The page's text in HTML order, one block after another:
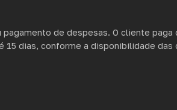
de despesas. O cliente
dias, conforme a disponibilidade das